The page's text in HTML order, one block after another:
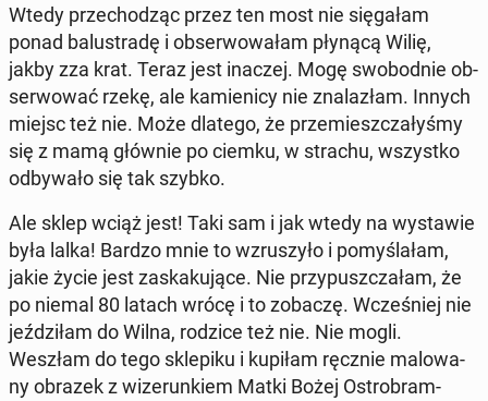
Wtedy prze­cho­dząc przez ten most nie się­ga­łam
ponad ba­lu­stra­dę i ob­ser­wo­wa­łam płynącą Wilię,
jakby zza krat. Teraz jest inaczej. Mogę swo­bod­nie ob­
ser­wo­wać rzekę, ale ka­mie­ni­cy nie zna­la­złam. Innych
miejsc też nie. Może dlatego, że prze­miesz­cza­ły­śmy
się z mamą głównie po ciemku, w strachu, wszyst­ko
od­by­wa­ło się tak szybko.
Ale sklep wciąż jest! Taki sam i jak wtedy na wy­sta­wie
była lalka! Bardzo mnie to wzru­szy­ło i po­my­śla­łam,
jakie życie jest za­ska­ku­ją­ce. Nie przy­pusz­cza­łam, że
po niemal 80 latach wrócę i to zobaczę. Wcze­śniej nie
jeź­dzi­łam do Wilna, rodzice też nie. Nie mogli.
Weszłam do tego skle­pi­ku i kupiłam ręcznie ma­lo­wa­
ny obrazek z wi­ze­run­kiem Matki Bożej Ostro­bram­